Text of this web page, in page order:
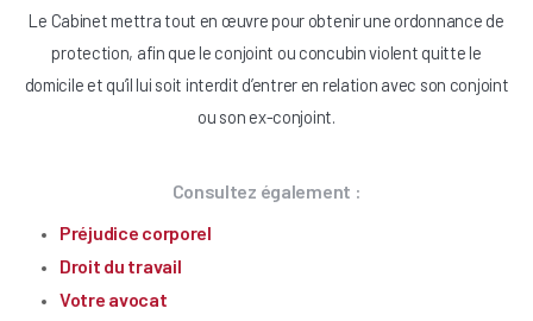
Le Cabinet mettra tout en œuvre pour obtenir une ordonnance de
protection, afin que le conjoint ou concubin violent quitte le
domicile et qu’il lui soit interdit d’entrer en relation avec son conjoint
ou son ex-conjoint.
Consultez également :
Préjudice corporel
Droit du travail
Votre avocat